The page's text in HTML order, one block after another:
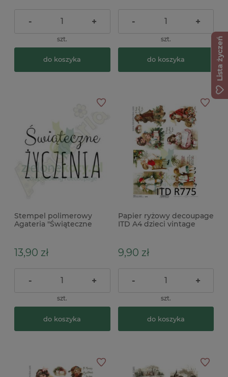
- +
szt.
do koszyka
- +
szt.
do koszyka
Stempel polimerowy
Agateria "Świąteczne
13,90 zł
- +
szt.
do koszyka
Papier ryżowy decoupage
ITD A4 dzieci vintage
9,90 zł
- +
szt.
do koszyka
Lista życzeń